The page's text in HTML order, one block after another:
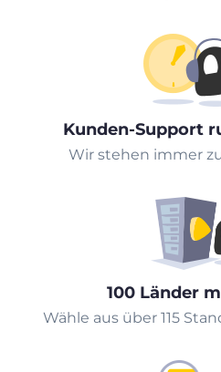
Kunden-Support
Wir stehen immer
100 Länder
Wähle aus über 115